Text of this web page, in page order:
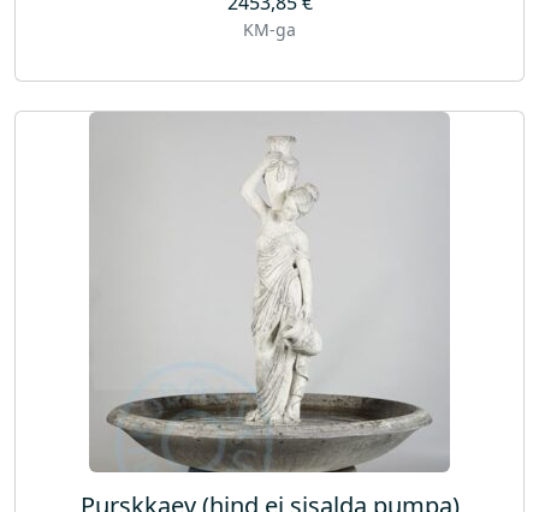
KM-ga
Purskkaev (hind ei sisalda pumpa)